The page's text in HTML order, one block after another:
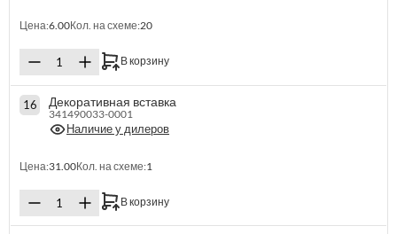
Цена:6.00Кол. на схеме:20
В корзину
16 Декоративная вставка
341490033-0001
Наличие у дилеров
Цена:31.00Кол. на схеме:1
В корзину